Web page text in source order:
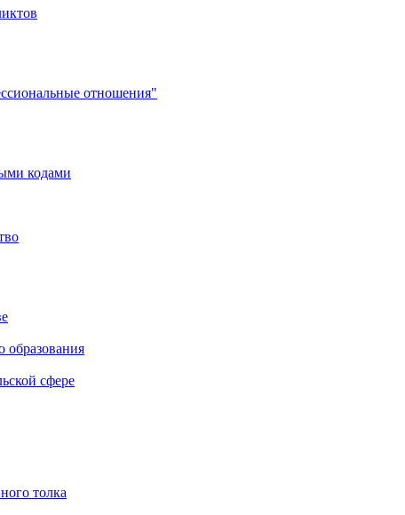
отношения"
кодами
образования
сфере
толка